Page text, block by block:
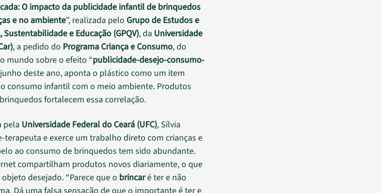
O impacto da publicidade infantil de brinquedos
e no ambiente”, realizada pelo Grupo de Estudos e
e Educação (GPQV), da Universidade
, a pedido do Programa Criança e Consumo, do
mundo sobre o efeito “publicidade-desejo-consumo-
deste ano, aponta o plástico como um item
consumo infantil com o meio ambiente. Produtos
fortalecem essa correlação.
pela Universidade Federal do Ceará (UFC), Sílvia
terapeuta e exerce um trabalho direto com crianças e
ao consumo de brinquedos tem sido abundante.
compartilham produtos novos diariamente, o que
desejado. “Parece que o brincaré ter e não